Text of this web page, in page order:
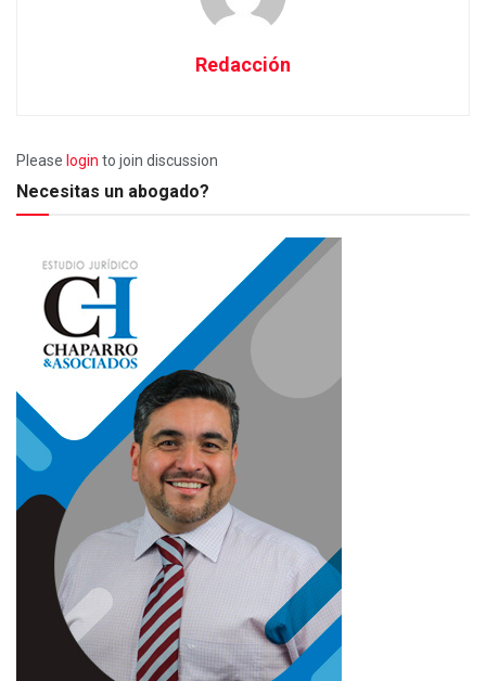
Redacción
Please login to join discussion
Necesitas un abogado?